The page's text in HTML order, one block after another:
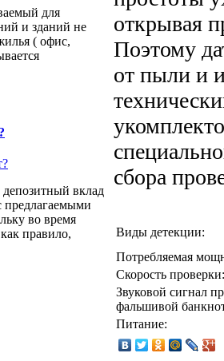
для
и зданий не
( офис,
вклад
предлагаемыми
во время
правило,
открывая
Поэтому
от пыли и
сбора
Виды детекции:
Потребляемая
Скорость проверки:
Звуковой сигнал
фальшивой
Питание: